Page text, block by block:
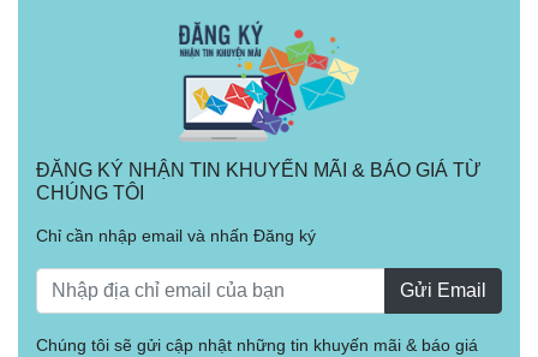
ĐĂNG KÝ NHẬN TIN KHUYẾN MÃI & BÁO GIÁ TỪ
CHÚNG TÔI
Chỉ cần nhập email và nhấn Đăng ký
Gửi Email
Chúng tôi sẽ gửi cập nhật những tin khuyến mãi & báo giá